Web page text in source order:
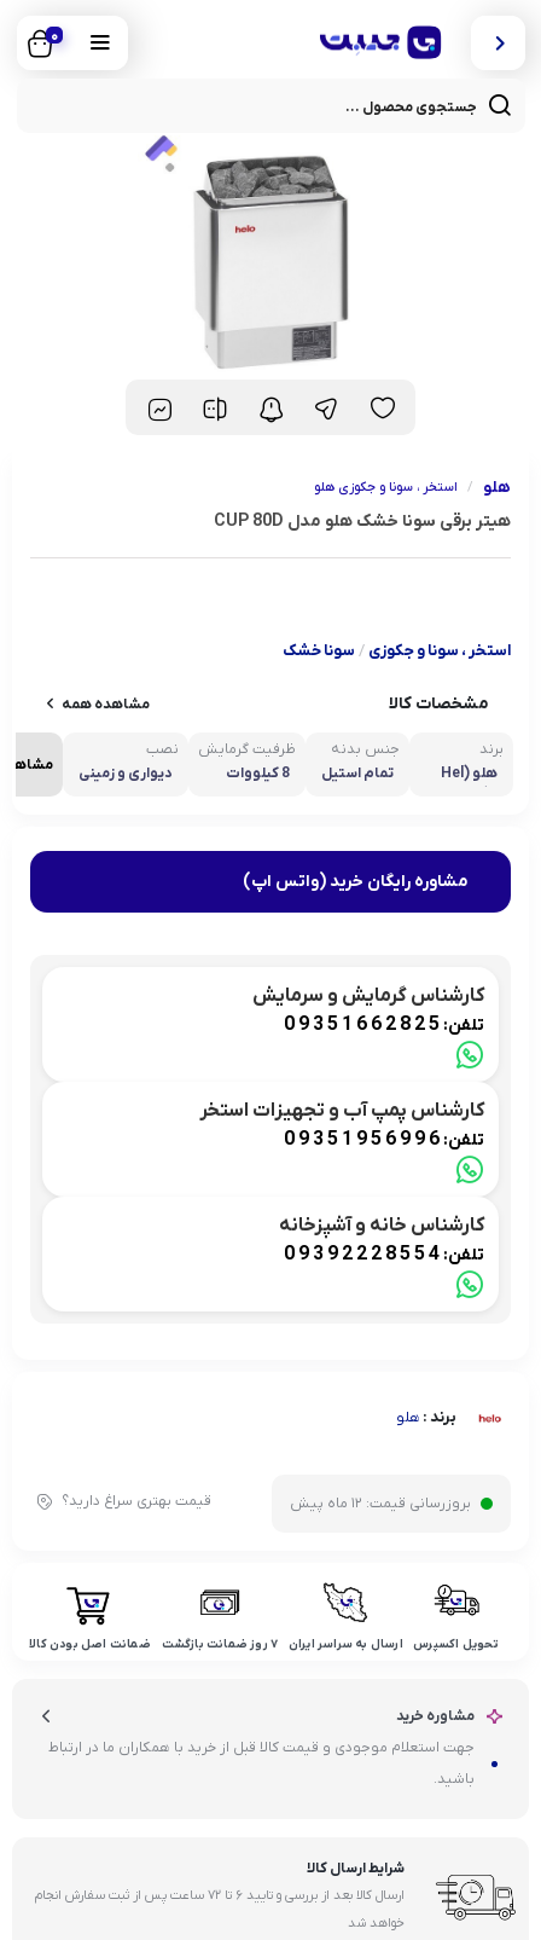
0
هلو / استخر ، سونا و جکوزی هلو
هیتر برقی سونا خشک هلو مدل CUP 80D
استخر ، سونا و جکوزی / سونا خشک
مشخصات کالا مشاهده همه
برند
هلو (Hel
جنس بدنه
تمام استیل
ظرفیت گرمایش
8 کیلووات
نصب
دیواری و زمینی
مشاوره رایگان خرید (واتس اپ)
کارشناس گرمایش و سرمایش
تلفن: 09351662825
کارشناس پمپ آب و تجهیزات استخر
تلفن: 09351956996
کارشناس خانه و آشپزخانه
تلفن: 09392228554
برند : هلو
بروزرسانی قیمت: 12 ماه پیش قیمت بهتری سراغ دارید؟
تحویل اکسپرس ارسال به سراسر ایران ۷ روز ضمانت بازگشت ضمانت اصل بودن کالا
مشاوره خرید
جهت استعلام موجودی و قیمت کالا قبل از خرید با همکاران ما در ارتباط
باشید.
شرایط ارسال کالا
ارسال کالا بعد از بررسی و تایید ۶ تا ۷۲ ساعت پس از ثبت سفارش انجام
خواهد شد